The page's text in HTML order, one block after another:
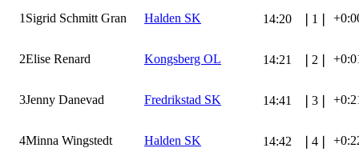
1 Sigrid Schmitt Gran Halden SK 14:20 1
2Elise Renard Kongsberg OL 14:21 2
3Jenny Danevad Fredrikstad SK 14:41 3
4Minna Wingstedt Halden SK 14:42 4